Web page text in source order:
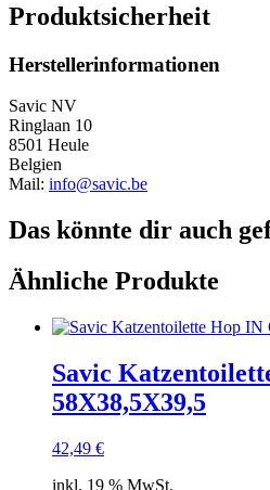
Produktsicherheit
Herstellerinformationen
Savic NV
Ringlaan 10
8501 Heule
Belgien
Mail: info@savic.be
Das könnte dir auch
Ähnliche Produkte
Savic
58X38,5X39,5
42,49 €
inkl. 19 % MwSt.